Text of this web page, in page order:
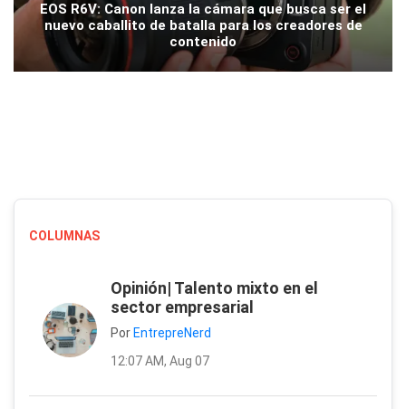
EOS R6V: Canon lanza la cámara que busca ser el
nuevo caballito de batalla para los creadores de
contenido
COLUMNAS
Opinión| Talento mixto en el
sector empresarial
Por EntrepreNerd
12:07 AM, Aug 07